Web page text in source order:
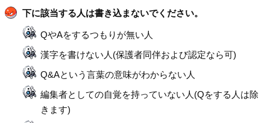
下に該当する人は書き込まないでください。
QやAをするつもりが無い人
漢字を書けない人(保護者同伴および認定なら可)
Q&Aという言葉の意味がわからない人
編集者としての自覚を持っていない人(Qをする人は除
きます)